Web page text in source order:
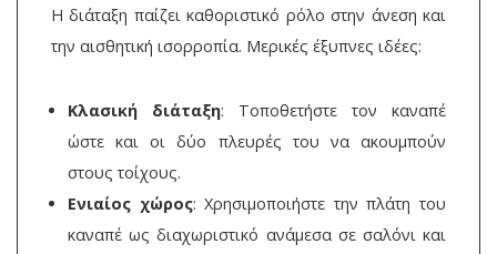
Η διάταξη παίζει καθοριστικό ρόλο στην άνεση και
την αισθητική ισορροπία. Μερικές έξυπνες ιδέες:
Κλασική διάταξη: Τοποθετήστε τον καναπέ
ώστε και οι δύο πλευρές του να ακουμπούν
στους τοίχους.
Ενιαίος χώρος: Χρησιμοποιήστε την πλάτη του
καναπέ ως διαχωριστικό ανάμεσα σε σαλόνι και